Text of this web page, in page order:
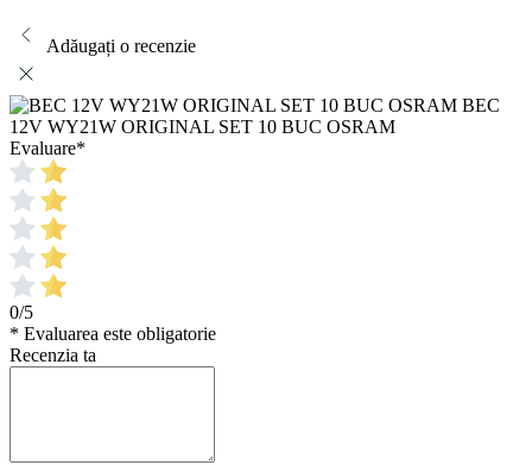
Adăugați o recenzie
BEC
12V WY21W ORIGINAL SET 10 BUC OSRAM
Evaluare*
0/5
* Evaluarea este obligatorie
Recenzia ta